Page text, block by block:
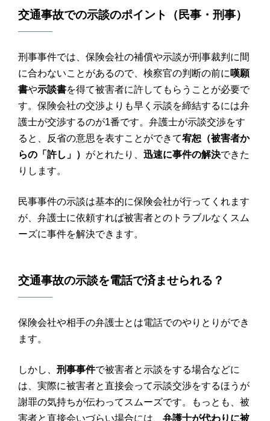
交通事故での示談のポイント （民事・刑事）
刑事事件では、保険会社の補償や示談が刑事裁判に間
に合わないことがあるので、検察官の判断の前に 嘆願
書や示談書を得て被害者に許してもらうことが必要で
す。保険会社の交渉よりも早く示談を締結するには弁
護士が交渉するのが1番です。弁護士が示談交渉をす
ると、反省の意思を表すことができて宥恕（被害者か
らの「許し」） がとれたり、 迅速に事件の解決できた
りします。
民事事件の示談は基本的に保険会社が行ってくれます
が、弁護士に依頼すれば被害者とのトラブルなくスム
ーズに事件を解決できます。
交通事故の示談を電話で済ませられる？
保険会社や相手の弁護士とは電話でのやりとりができ
ます。
しかし、 刑事事件で被害者と示談をする場合などに
は、実際に被害者と直接会って示談交渉をするほうが
謝罪の気持ちが伝わってスムーズです。もっとも、被
害者と直接会いづらい場合には、 弁護士が代わりに被